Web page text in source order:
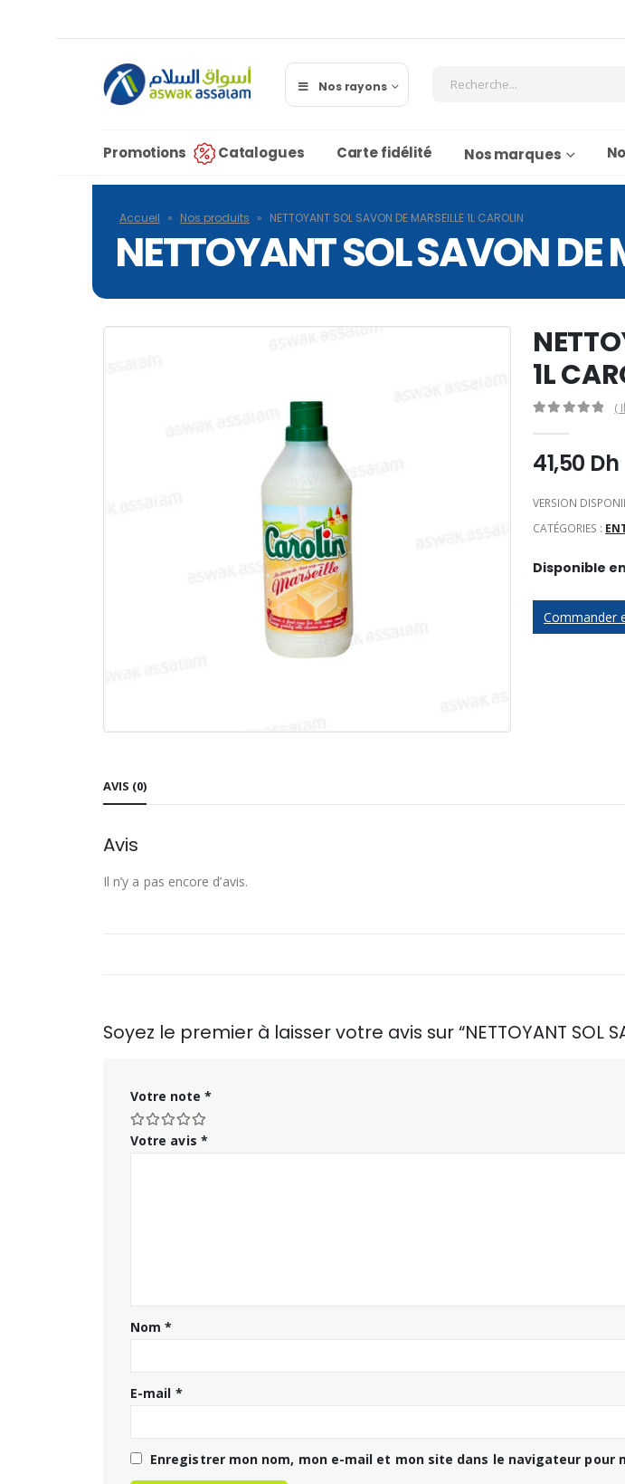
Nos rayons
Promotions Catalogues Carte fidélité Nos marques
Accueil » Nos produits » NETTOYANT SOL SAVON DE MARSEILLE 1L CAROLIN
NETTOYANT SOL SAVON DE
1L
(
41,50 Dh
VERSION
CATÉGORIES :
Disponible
Commander
AVIS (0)
Avis
Il n’y a pas encore d’avis.
Soyez le premier à laisser votre avis sur “NETTOYANT SOL
Votre note *
Votre avis *
Nom*
E-mail *
Enregistrer mon nom, mon e-mail et mon site dans le navigateur pour